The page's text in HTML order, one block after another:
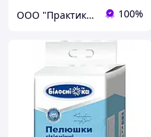
ООО "Практик 2022": Интернет-магазин медицинских, офисных, канцелярских и хозтоваров 100%